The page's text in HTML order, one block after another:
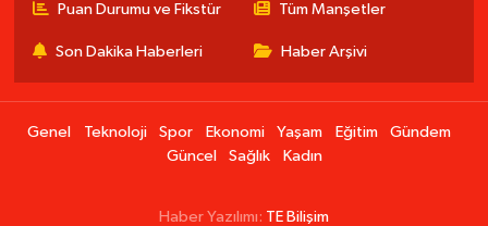
Puan Durumu ve Fikstür Tüm Manşetler
Son Dakika Haberleri Haber Arşivi
Genel Teknoloji Spor Ekonomi Yaşam Eğitim
Gündem
Güncel
Sağlık Kadın
Haber Yazılımı: TE Bilişim